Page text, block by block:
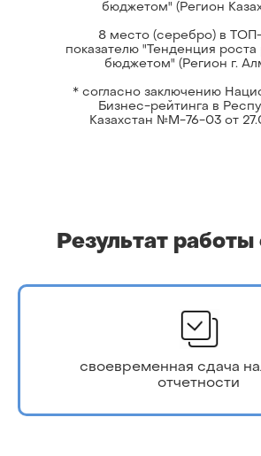
бюджетом" (Регион
8 место (серебро) в
показателю "Тенденция роста
бюджетом" (Регион г.
* согласно заключению
Бизнес-рейтинга в
Казахстан №М-76-03 от
Результат
своевременная сдача
отчетности